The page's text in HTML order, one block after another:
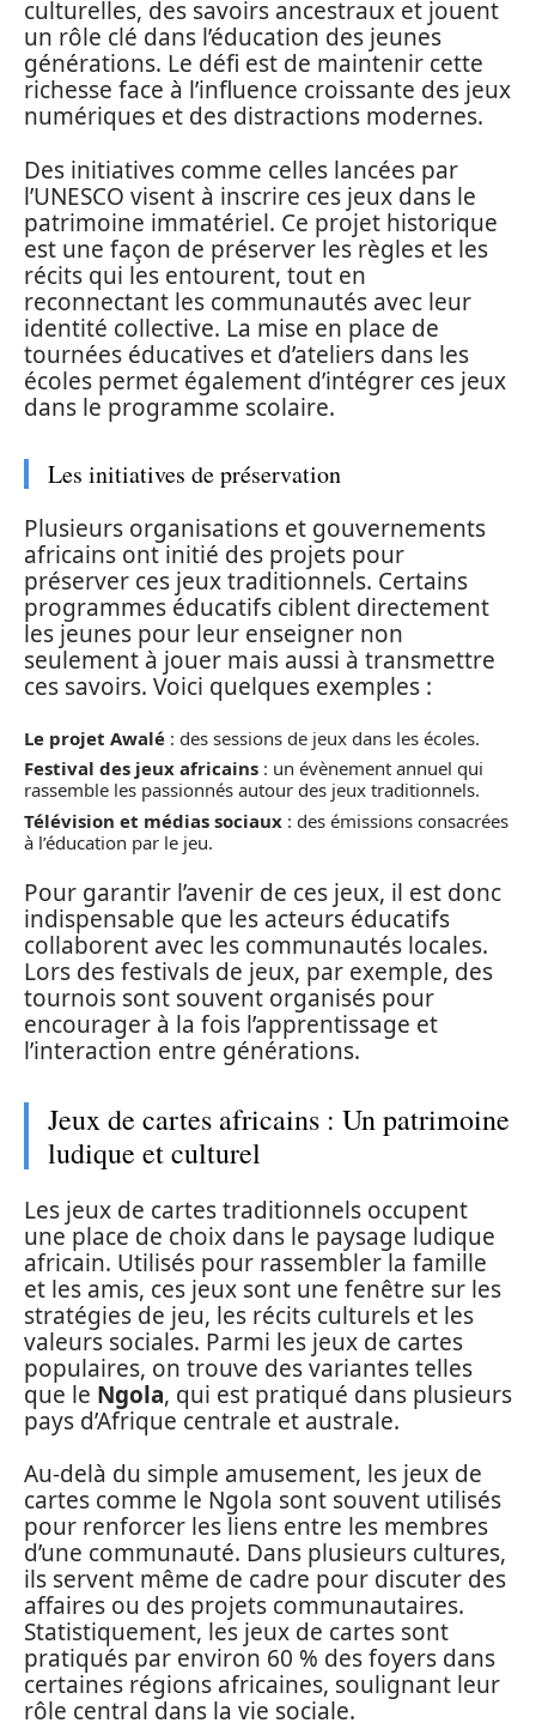
culturelles, des savoirs ancestraux et jouent
un rôle clé dans l’éducation des jeunes
générations. Le défi est de maintenir cette
richesse face à l’influence croissante des jeux
numériques et des distractions modernes.
Des initiatives comme celles lancées par
l’UNESCO visent à inscrire ces jeux dans le
patrimoine immatériel. Ce projet historique
est une façon de préserver les règles et les
récits qui les entourent, tout en
reconnectant les communautés avec leur
identité collective. La mise en place de
tournées éducatives et d’ateliers dans les
écoles permet également d’intégrer ces jeux
dans le programme scolaire.
Les initiatives de préservation
Plusieurs organisations et gouvernements
africains ont initié des projets pour
préserver ces jeux traditionnels. Certains
programmes éducatifs ciblent directement
les jeunes pour leur enseigner non
seulement à jouer mais aussi à transmettre
ces savoirs. Voici quelques exemples :
Le projet Awalé : des sessions de jeux dans les écoles.
Festival des jeux africains : un évènement annuel qui
rassemble les passionnés autour des jeux traditionnels.
Télévision et médias sociaux : des émissions consacrées
à l’éducation par le jeu.
Pour garantir l’avenir de ces jeux, il est donc
indispensable que les acteurs éducatifs
collaborent avec les communautés locales.
Lors des festivals de jeux, par exemple, des
tournois sont souvent organisés pour
encourager à la fois l’apprentissage et
l’interaction entre générations.
Jeux de cartes africains : Un patrimoine
ludique et culturel
Les jeux de cartes traditionnels occupent
une place de choix dans le paysage ludique
africain. Utilisés pour rassembler la famille
et les amis, ces jeux sont une fenêtre sur les
stratégies de jeu, les récits culturels et les
valeurs sociales. Parmi les jeux de cartes
populaires, on trouve des variantes telles
que le Ngola, qui est pratiqué dans plusieurs
pays d’Afrique centrale et australe.
Au-delà du simple amusement, les jeux de
cartes comme le Ngola sont souvent utilisés
pour renforcer les liens entre les membres
d’une communauté. Dans plusieurs cultures,
ils servent même de cadre pour discuter des
affaires ou des projets communautaires.
Statistiquement, les jeux de cartes sont
pratiqués par environ 60 % des foyers dans
certaines régions africaines, soulignant leur
rôle central dans la vie sociale.